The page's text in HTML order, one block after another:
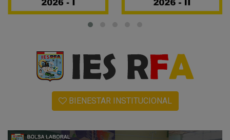
BIENESTAR INSTITUCIONAL